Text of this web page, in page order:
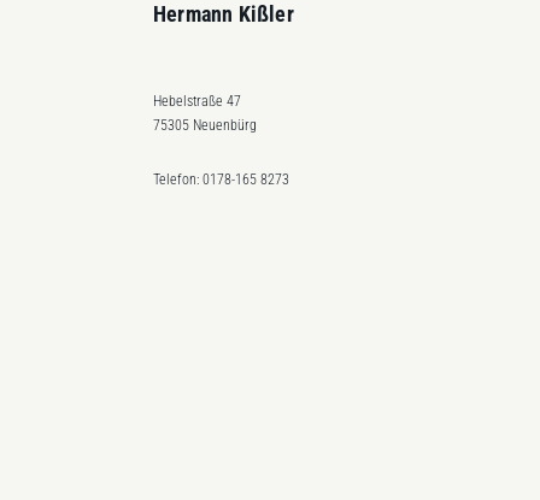
Hermann Kißler
Hebelstraße 47
75305 Neuenbürg
Telefon: 0178-165 8273